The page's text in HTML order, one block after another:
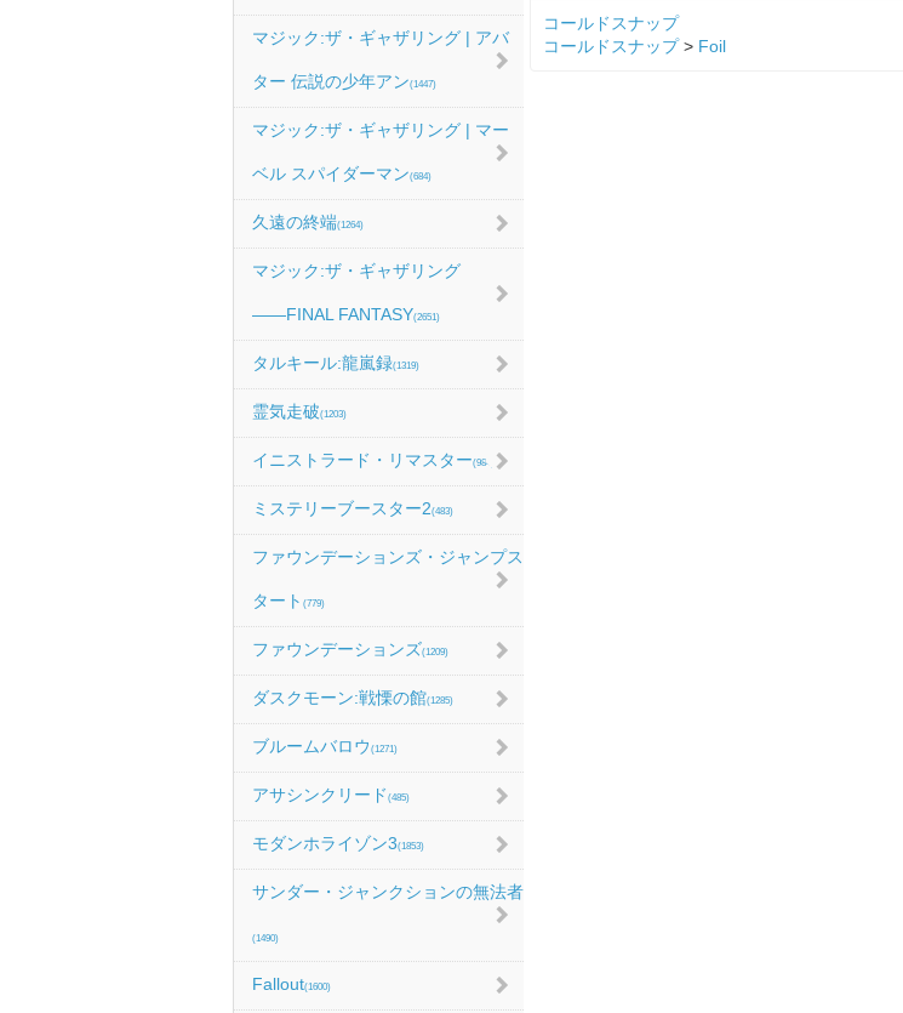
マジック:ザ・ギャザリング | アバ
ター 伝説の少年アン(1447)
マジック:ザ・ギャザリング | マー
ベル スパイダーマン(684)
久遠の終端(1264)
マジック:ザ・ギャザリング
――FINAL FANTASY(2651)
タルキール:龍嵐録(1319)
霊気走破(1203)
イニストラード・リマスター(984)
ミステリーブースター2(483)
ファウンデーションズ・ジャンプス
タート (779)
ファウンデーションズ(1209)
ダスクモーン:戦慄の館(1285)
ブルームバロウ (1271)
アサシンクリード (485)
モダンホライゾン3(1853)
サンダー・ジャンクションの無法者
(1490)
Fallout(1600)
コールドスナップ
コールドスナップ> Foil